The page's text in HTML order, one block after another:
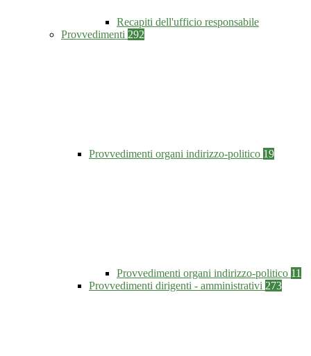
Recapiti dell'ufficio responsabile
Provvedimenti 292
Provvedimenti organi indirizzo-politico 19
Provvedimenti organi indirizzo-politico 11
Provvedimenti dirigenti - amministrativi 273